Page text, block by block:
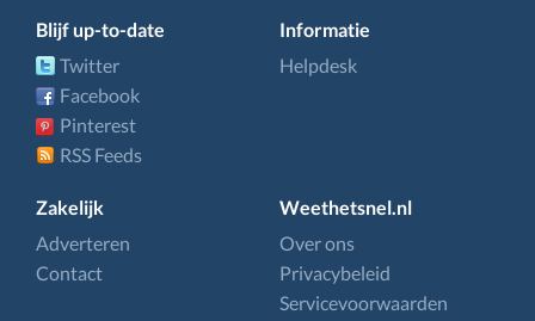
Blijf up-to-date
Twitter
Facebook
Pinterest
RSS Feeds
Informatie
Helpdesk
Zakelijk
Adverteren
Contact
Weethetsnel.nl
Over ons
Privacybeleid
Servicevoorwaarden